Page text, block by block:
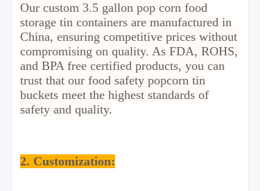
Our custom 3.5 gallon pop corn food
storage tin containers are manufactured in
China, ensuring competitive prices without
compromising on quality. As FDA, ROHS,
and BPA free certified products, you can
trust that our food safety popcorn tin
buckets meet the highest standards of
safety and quality.
2. Customization: